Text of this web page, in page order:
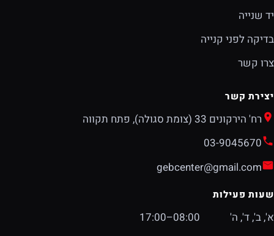
יד שנייה
בדיקה לפני קנייה
צרו קשר
יצירת קשר
רח' הירקונים 33 (צומת סגולה), פתח תקווה
03-9045670
gebcenter@gmail.com
שעות פעילות
א', ב', ד', ה'
08:00–17:00